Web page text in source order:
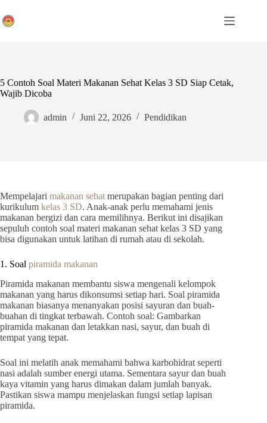
to
content
5 Contoh Soal Materi Makanan Sehat Kelas 3 SD Siap Cetak,
Wajib Dicoba
admin Juni 22, 2026 Pendidikan
Mempelajari makanan sehat merupakan bagian penting dari
kurikulum kelas 3 SD. Anak-anak perlu memahami jenis
makanan bergizi dan cara memilihnya. Berikut ini disajikan
sepuluh contoh soal materi makanan sehat kelas 3 SD yang
bisa digunakan untuk latihan di rumah atau di sekolah.
1. Soal piramida makanan
Piramida makanan membantu siswa mengenali kelompok
makanan yang harus dikonsumsi setiap hari. Soal piramida
makanan biasanya menanyakan posisi sayuran dan buah-
buahan di tingkat terbawah. Contoh soal: Gambarkan
piramida makanan dan letakkan nasi, sayur, dan buah di
tempat yang tepat.
Soal ini melatih anak memahami bahwa karbohidrat seperti
nasi adalah sumber energi utama. Sementara sayur dan buah
kaya vitamin yang harus dimakan dalam jumlah banyak.
Pastikan siswa mampu menjelaskan fungsi setiap lapisan
piramida.